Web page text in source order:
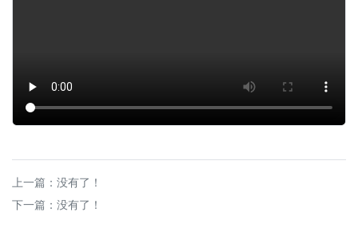
上一篇：没有了！
下一篇：没有了！